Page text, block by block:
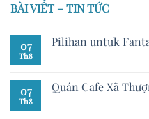
BÀI VIẾT – TIN TỨC
07
Th8
Pilihan untuk
07
Th8
Quán Cafe Xã